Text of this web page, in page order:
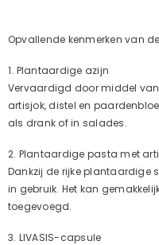
Opvallende kenmerken van
1. Plantaardige azijn
Vervaardigd door middel
artisjok, distel en
als drank of in salades.
2. Plantaardige pasta met
Dankzij de rijke plantaardige
in gebruik. Het kan
toegevoegd.
3. LIVASIS-capsule